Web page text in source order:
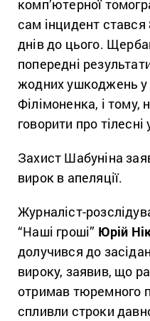
комп’ютерної
сам інцидент стався
днів до цього.
попередні
жодних ушкоджень у
Філімоненка, і тому,
говорити про
Захист Шабуніна
вирок в апеляції.
Журналіст-
“Наші гроші” Юрій
долучився до
вироку, заявив, що
отримав тюремного
спливли строки